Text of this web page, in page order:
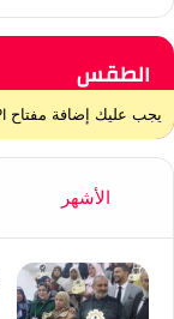
الطقس
يجب عليك إضافة مفتاح API للطقس من خلال صفحة إعدادات القالب > الدمج
الأشهر